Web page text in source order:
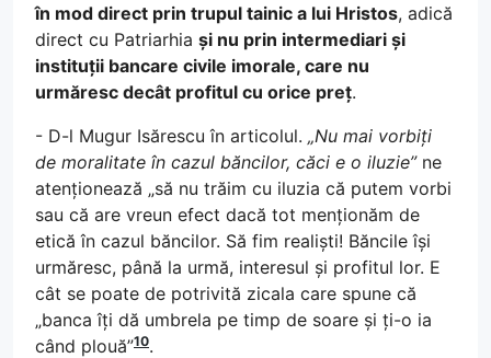
în mod direct prin trupul tainic a lui Hristos, adică
direct cu Patriarhia și nu prin intermediari și
instituții bancare civile imorale, care nu
urmăresc decât profitul cu orice preț.
- D-l Mugur Isărescu în articolul. „Nu mai vorbiți
de moralitate în cazul băncilor, căci e o iluzie”ne
atenționează „să nu trăim cu iluzia că putem vorbi
sau că are vreun efect dacă tot menționăm de
etică în cazul băncilor. Să fim realiști! Băncile își
urmăresc, până la urmă, interesul și profitul lor. E
cât se poate de potrivită zicala care spune că
„banca îți dă umbrela pe timp de soare și ți-o ia
când plouă”10.